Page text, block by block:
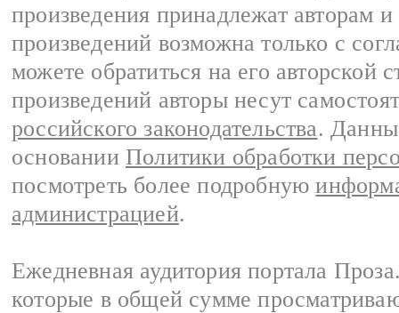
произведения принадлежат авторам
произведений возможна только с
можете обратиться на его авторской
произведений авторы несут
российского законодательства.
основании Политики обработки
посмотреть более подробную
администрацией.
Ежедневная аудитория портала
которые в общей сумме